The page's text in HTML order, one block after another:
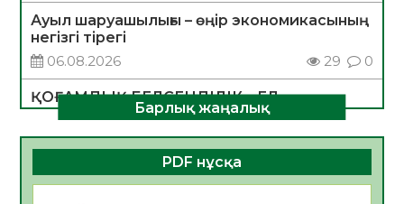
Ауыл шаруашылығы – өңір экономикасының
негізгі тірегі
06.08.2026
29 0
ҚОҒАМДЫҚ БЕЛСЕНДІЛІК – ЕЛ
ДАМУЫНЫҢ НЕГІЗІ
06.08.2026
28 0
ҚҰРЫЛТАЙ САЙЛАУЫ – БОЛАШАҚҚА
БАСТАР ЖАУАПТЫ ТАҢДАУ
Барлық жаңалық
PDF нұсқа